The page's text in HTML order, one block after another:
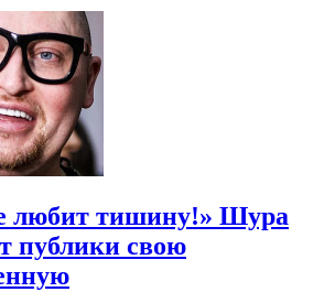
любит тишину!» Шура
публики свою